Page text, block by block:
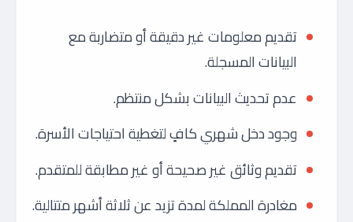
تقديم معلومات غير دقيقة أو متضاربة مع
البيانات المسجلة.
عدم تحديث البيانات بشكل منتظم.
وجود دخل شهري كافٍ لتغطية احتياجات الأسرة.
تقديم وثائق غير صحيحة أو غير مطابقة للمتقدم.
مغادرة المملكة لمدة تزيد عن ثلاثة أشهر متتالية.